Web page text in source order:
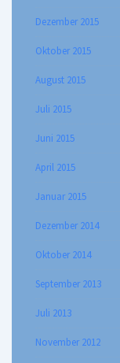
Dezember 2015
Oktober 2015
August 2015
Juli 2015
Juni 2015
April 2015
Januar 2015
Dezember 2014
Oktober 2014
September 2013
Juli 2013
November 2012